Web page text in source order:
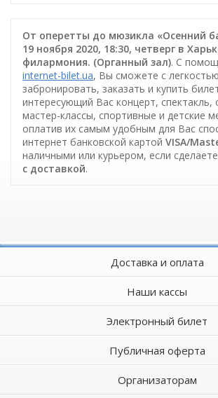
От оперетты до мюзикла «Осенний
19 ноября 2020, 18:30, четверг в
филармония. (Органный зал). С
internet-bilet.ua, Вы сможете с легкостью
забронировать, заказать и купить
интересующий Вас концерт, спектакль,
мастер-классы, спортивные и детские
оплатив их самым удобным для Вас
интернет банковской картой VISA/
наличными или курьером, если сделаете
c доставкой.
Доставка и оплата
Наши кассы
Электронный билет
Публичная оферта
Организаторам